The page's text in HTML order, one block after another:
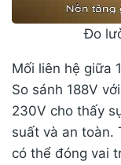
Đo
Mối liên hệ giữa
So sánh 188V
230V cho thấy
suất và an toàn.
có thể đóng vai